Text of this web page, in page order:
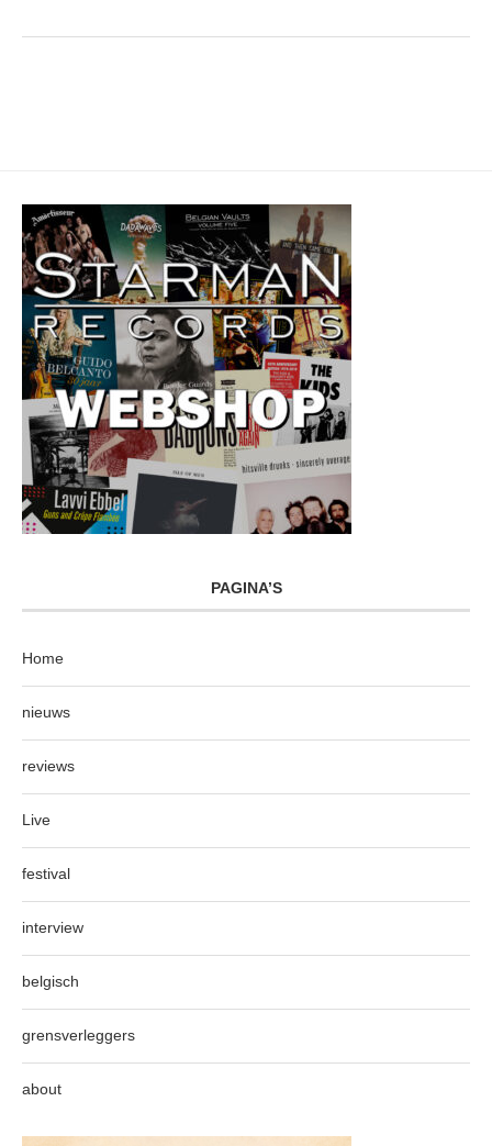
PAGINA’S
Home
nieuws
reviews
Live
festival
interview
belgisch
grensverleggers
about